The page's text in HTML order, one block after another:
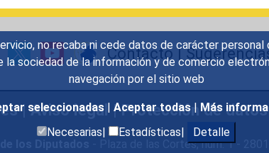
no recaba ni cede datos de carácter
la sociedad de la información y de comercio
navegación por el sitio web
seleccionadas | Aceptar todas | Más
Necesarias|
Estadísticas| Detalle
Contacto|
|Aviso legal|Protección de datos
- Plaza de las Cortes, núm. 1 -